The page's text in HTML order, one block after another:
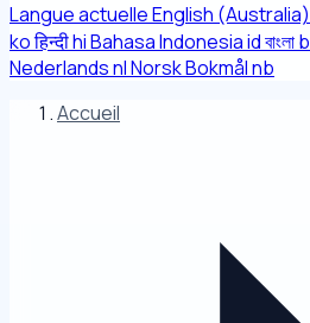
Langue actuelleEnglish (Australia)
koहिन्दीhiBahasa Indonesiaidবাংলা
NederlandsnlNorsk Bokmålnb
Accueil